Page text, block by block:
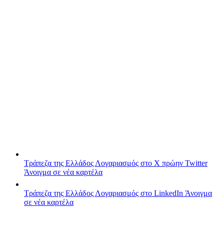
Τράπεζα της Ελλάδος Λογαριασμός στο X πρώην Twitter
Άνοιγμα σε νέα καρτέλα
Τράπεζα της Ελλάδος Λογαριασμός στο LinkedIn Άνοιγμα
σε νέα καρτέλα